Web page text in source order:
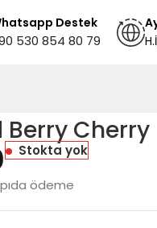
Destek
530 854 80 79
A
Berry Cherry
Stokta yok
ödeme